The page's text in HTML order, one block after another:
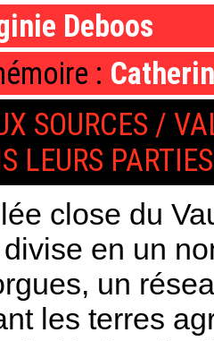
Deboos
:
SOURCES /
LEURS
close du
en un
un
les terres